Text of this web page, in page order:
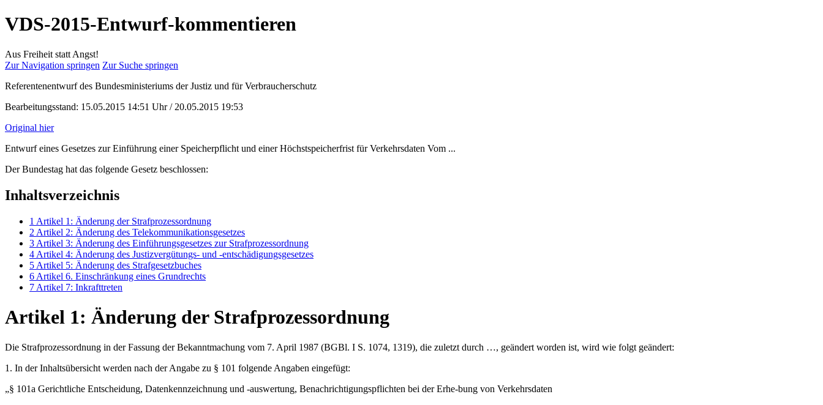
VDS-2015-Entwurf-kommentieren
Aus Freiheit statt Angst!
Zur Navigation springen Zur Suche springen
Referentenentwurf des Bundesministeriums der Justiz und für Verbraucherschutz
Bearbeitungsstand: 15.05.2015 14:51 Uhr / 20.05.2015 19:53
Original hier
Entwurf eines Gesetzes zur Einführung einer Speicherpflicht und einer Höchstspeicherfrist für Verkehrsdaten Vom ...
Der Bundestag hat das folgende Gesetz beschlossen:
Inhaltsverzeichnis
1 Artikel 1: Änderung der Strafprozessordnung
2 Artikel 2: Änderung des Telekommunikationsgesetzes
3 Artikel 3: Änderung des Einführungsgesetzes zur Strafprozessordnung
4 Artikel 4: Änderung des Justizvergütungs- und -entschädigungsgesetzes
5 Artikel 5: Änderung des Strafgesetzbuches
6 Artikel 6. Einschränkung eines Grundrechts
7 Artikel 7: Inkrafttreten
Artikel 1: Änderung der Strafprozessordnung
Die Strafprozessordnung in der Fassung der Bekanntmachung vom 7. April 1987 (BGBl. I S. 1074, 1319), die zuletzt durch …, geändert worden ist, wird wie folgt geändert:
1. In der Inhaltsübersicht werden nach der Angabe zu § 101 folgende Angaben eingefügt:
„§ 101a Gerichtliche Entscheidung, Datenkennzeichnung und -auswertung, Benachrichtigungspflichten bei der Erhe-bung von Verkehrsdaten